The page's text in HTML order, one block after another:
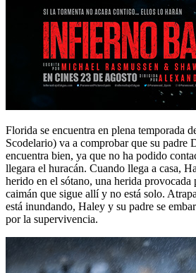
Florida se encuentra en plena temporada
Scodelario) va a comprobar que su padre
encuentra bien, ya que no ha podido
llegara el huracán. Cuando llega a casa,
herido en el sótano, una herida
caimán que sigue allí y no está solo.
está inundando, Haley y su padre se
por la supervivencia.